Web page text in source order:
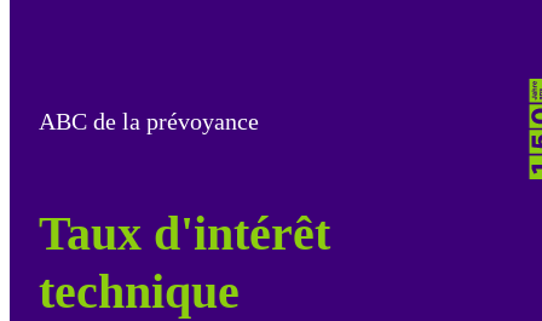
ABC de la prévoyance
Taux d'intérêt
technique